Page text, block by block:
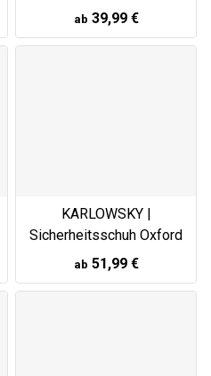
ab 39,99 €
KARLOWSKY |
Sicherheitsschuh Oxford
ab 51,99 €